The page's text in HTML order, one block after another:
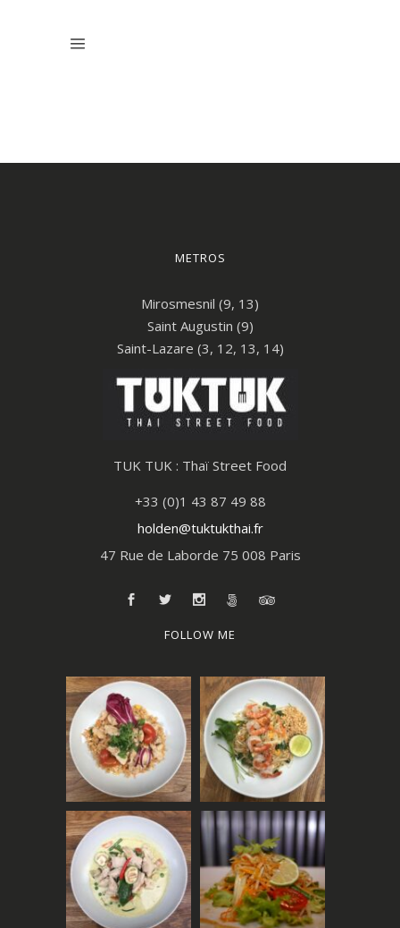
METROS
Mirosmesnil (9, 13)
Saint Augustin (9)
Saint-Lazare (3, 12, 13, 14)
TUK TUK : Thaï Street Food
+33 (0)1 43 87 49 88
holden@tuktukthai.fr
47 Rue de Laborde 75 008 Paris
FOLLOW ME